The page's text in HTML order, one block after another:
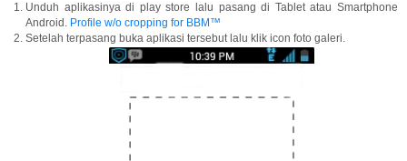
Unduh aplikasinya di play store lalu pasang di Tablet atau Smartphone
Android. Profile w/o cropping for BBM™
Setelah terpasang buka aplikasi tersebut lalu klik icon foto galeri.